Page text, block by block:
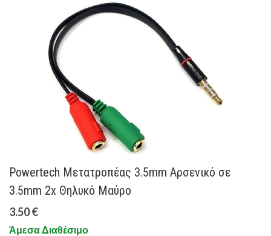
Powertech Μετατροπέας 3.5mm Αρσενικό σε
3.5mm 2x Θηλυκό Μαύρο
3.50 €
Άμεσα Διαθέσιμο